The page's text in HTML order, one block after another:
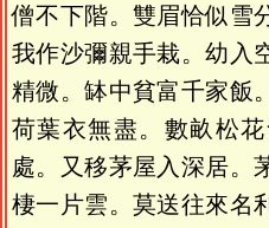
僧不下階。雙眉恰似雪
我作沙彌親手栽。幼入
精微。缽中貧富千家飯
荷葉衣無盡。數畝松
處。又移茅屋入深居。
棲一片雲。莫送往來名